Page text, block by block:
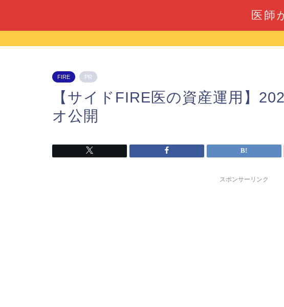
医師
FIRE PR
【サイドFIRE医の資産運用】
オ公開
スポンサーリンク